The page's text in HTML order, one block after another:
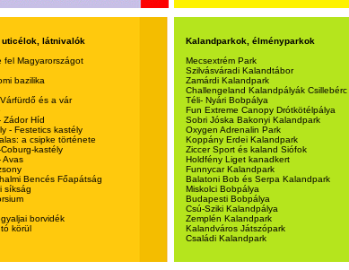
uticélok, látnivalók
fel Magyarországot
bazilika
és a vár
Zádor Híd
- Festetics kastély
a csipke története
kastély
Avas
Bencés Főapátság
síkság
borvidék
körül
Kalandparkok, élményparkok
Mecsextrém Park
Szilvásváradi Kalandtábor
Zamárdi Kalandpark
Challengeland Kalandpályák Csillebérc
Téli- Nyári Bobpálya
Fun Extreme Canopy Drótkötélpálya
Sobri Jóska Bakonyi Kalandpark
Oxygen Adrenalin Park
Koppány Erdei Kalandpark
Ziccer Sport és kaland Siófok
Holdfény Liget kanadkert
Funnycar Kalandpark
Balatoni Bob és Serpa Kalandpark
Miskolci Bobpálya
Budapesti Bobpálya
Csú-Sziki Kalandpálya
Zemplén Kalandpark
Kalandváros Játszópark
Családi Kalandpark